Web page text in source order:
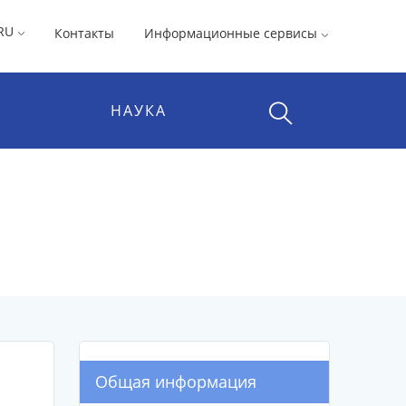
Контакты Информационные сервисы
НАУКА
Общая информация